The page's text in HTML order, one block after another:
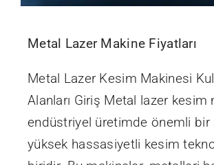
Metal Lazer Makine Fiyatları
Metal Lazer Kesim Makinesi
Alanları Giriş Metal lazer kesim
endüstriyel üretimde önemli bir
yüksek hassasiyetli kesim